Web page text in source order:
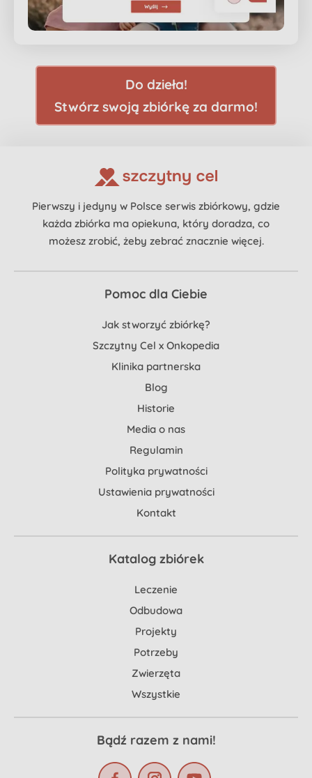
Do dzieła!
Stwórz swoją zbiórkę za darmo!
Pierwszy i jedyny w Polsce serwis zbiórkowy, gdzie
każda zbiórka ma opiekuna, który doradza, co
możesz zrobić, żeby zebrać znacznie więcej.
Pomoc dla Ciebie
Jak stworzyć zbiórkę?
Szczytny Cel x Onkopedia
Klinika partnerska
Blog
Historie
Media o nas
Regulamin
Polityka prywatności
Ustawienia prywatności
Kontakt
Katalog zbiórek
Leczenie
Odbudowa
Projekty
Potrzeby
Zwierzęta
Wszystkie
Bądź razem z nami!